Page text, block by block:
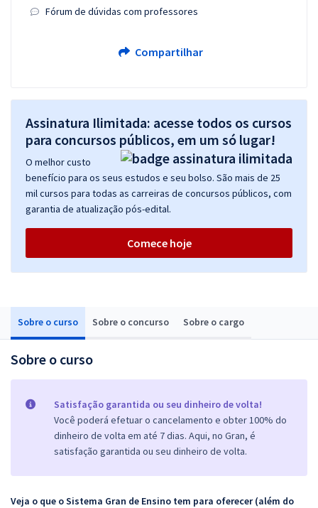
Sobre o curso Sobre o concurso Sobre o cargo
Sobre o curso
Satisfação garantida ou seu dinheiro de volta!
Você poderá efetuar o cancelamento e obter 100% do
dinheiro de volta em até 7 dias. Aqui, no Gran, é
satisfação garantida ou seu dinheiro de volta.
Veja o que o Sistema Gran de Ensino tem para oferecer (além do
Fórum de dúvidas com professores
Compartilhar
Assinatura Ilimitada: acesse todos os cursos
para concursos públicos, em um só lugar!
O melhor custo
benefício para os seus estudos e seu bolso. São mais de 25
mil cursos para todas as carreiras de concursos públicos, com
garantia de atualização pós-edital.
Comece hoje